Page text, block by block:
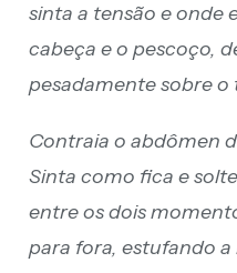
sinta a tensão e onde
cabeça e o pescoço,
pesadamente sobre o
Contraia o abdômen
Sinta como fica e
entre os dois
para fora, estufando